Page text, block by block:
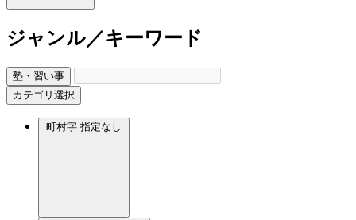
ジャンル／キーワード
塾・習い事
カテゴリ選択
町村字 指定なし